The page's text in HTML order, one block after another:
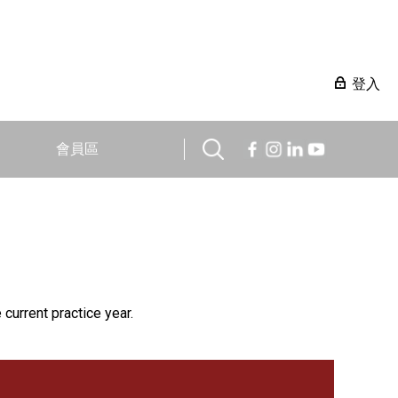
登入
會員區
practice year.